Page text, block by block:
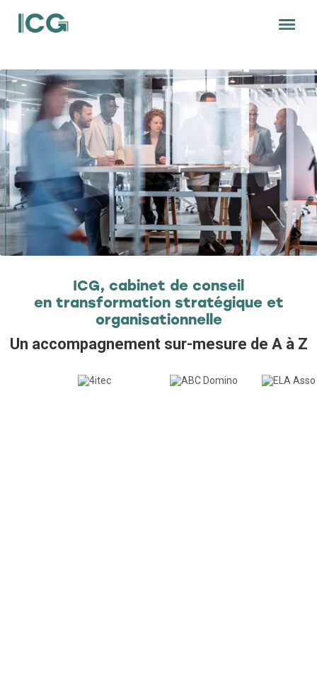
ICG, cabinet de conseil
en transformation stratégique et
organisationnelle
Un accompagnement sur-mesure de A à Z